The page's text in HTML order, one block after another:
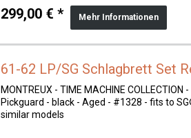
299,00 € * Mehr Informationen
61-62 LP/SG Schlagbrett Set
MONTREUX - TIME MACHINE COLLECTION
Pickguard - black - Aged - #1328 - fits to
similar models